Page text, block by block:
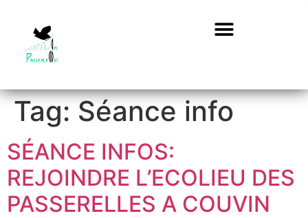
Tag: Séance info
SÉANCE INFOS:
REJOINDRE L’ECOLIEU DES
PASSERELLES A COUVIN